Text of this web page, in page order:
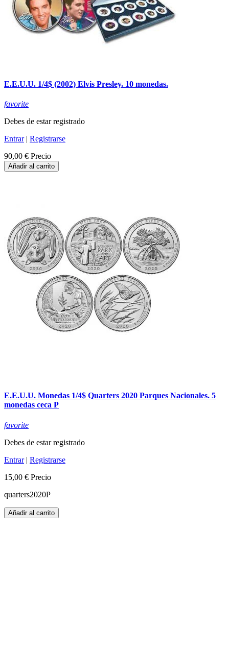
E.E.U.U. 1/4$ (2002) Elvis Presley. 10 monedas.
favorite
Debes de estar registrado
Entrar| Registrarse
90,00 € Precio
Añadir al carrito
E.E.U.U. Monedas 1/4$ Quarters 2020 Parques Nacionales. 5
monedas ceca P
favorite
Debes de estar registrado
Entrar| Registrarse
15,00 € Precio
quarters2020P
Añadir al carrito